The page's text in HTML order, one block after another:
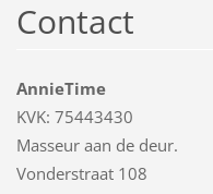
Contact
AnnieTime
KVK: 75443430
Masseur aan de deur.
Vonderstraat 108